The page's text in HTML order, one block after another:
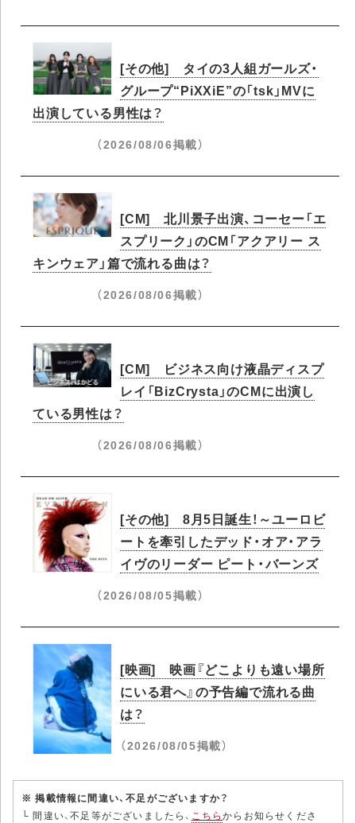
[その他] タイの3人組ガールズ・
グループ“PiXXiE”の「tsk」MVに
出演している男性は？
（2026/08/06掲載）
[CM] 北川景子出演、コーセー「エ
スプリーク」のCM「アクアリー ス
キンウェア」篇で流れる曲は？
（2026/08/06掲載）
[CM] ビジネス向け液晶ディスプ
レイ「BizCrysta」のCMに出演し
ている男性は？
（2026/08/06掲載）
[その他] 8月5日誕生！～ユーロビ
ートを牽引したデッド・オア・アラ
イヴのリーダー ピート・バーンズ
（2026/08/05掲載）
[映画] 映画『どこよりも遠い場所
にいる君へ』の予告編で流れる曲
は？
（2026/08/05掲載）
※ 掲載情報に間違い、不足がございますか？
└ 間違い、不足等がございましたら、 こちらからお知らせくださ